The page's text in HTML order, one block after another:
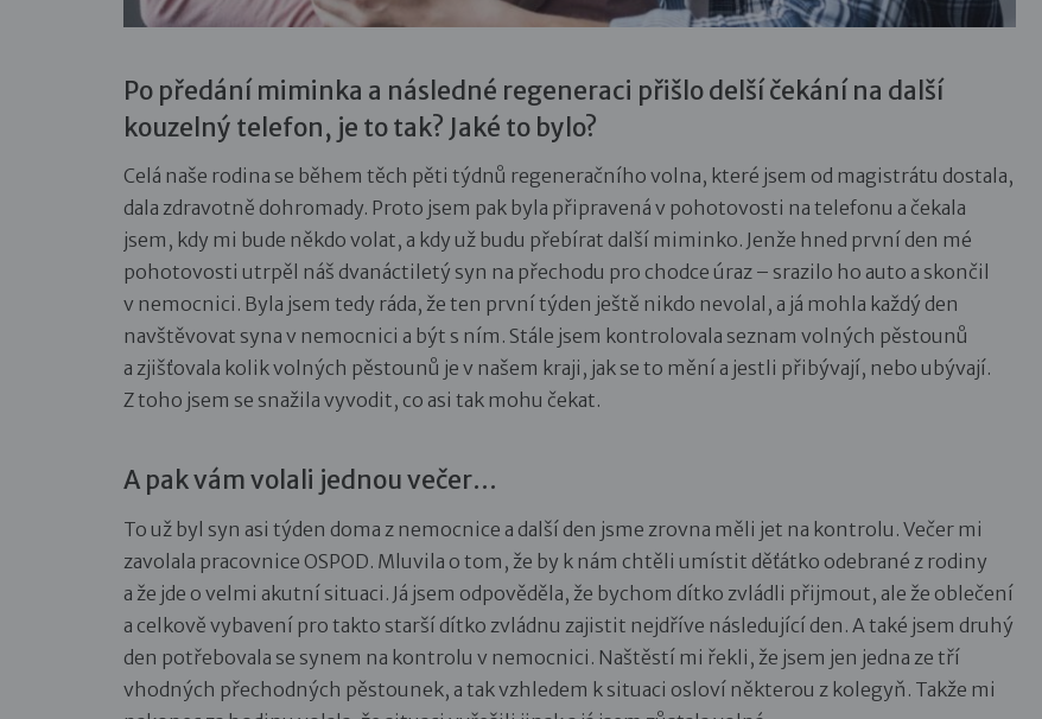
Po předání miminka a následné regeneraci přišlo delší čekání na další
kouzelný telefon, je to tak? Jaké to bylo?
Celá naše rodina se během těch pěti týdnů regeneračního volna, které jsem od magistrátu dostala,
dala zdravotně dohromady. Proto jsem pak byla připravená v pohotovosti na telefonu a čekala
jsem, kdy mi bude někdo volat, a kdy už budu přebírat další miminko. Jenže hned první den mé
pohotovosti utrpěl náš dvanáctiletý syn na přechodu pro chodce úraz – srazilo ho auto a skončil
v nemocnici. Byla jsem tedy ráda, že ten první týden ještě nikdo nevolal, a já mohla každý den
navštěvovat syna v nemocnici a být s ním. Stále jsem kontrolovala seznam volných pěstounů
a zjišťovala kolik volných pěstounů je v našem kraji, jak se to mění a jestli přibývají, nebo ubývají.
Z toho jsem se snažila vyvodit, co asi tak mohu čekat.
A pak vám volali jednou večer…
To už byl syn asi týden doma z nemocnice a další den jsme zrovna měli jet na kontrolu. Večer mi
zavolala pracovnice OSPOD. Mluvila o tom, že by k nám chtěli umístit děťátko odebrané z rodiny
a že jde o velmi akutní situaci. Já jsem odpověděla, že bychom dítko zvládli přijmout, ale že oblečení
a celkově vybavení pro takto starší dítko zvládnu zajistit nejdříve následující den. A také jsem druhý
den potřebovala se synem na kontrolu v nemocnici. Naštěstí mi řekli, že jsem jen jedna ze tří
vhodných přechodných pěstounek, a tak vzhledem k situaci osloví některou z kolegyň. Takže mi